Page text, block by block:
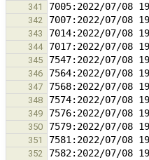
341
342
343
344
345
346
347
348
349
350
351
352